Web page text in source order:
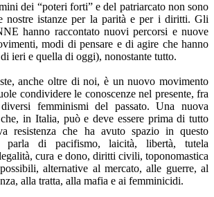
dei “poteri forti” e del patriarcato non sono
nostre istanze per la parità e per i diritti. Gli
hanno raccontato nuovi percorsi e nuove
modi di pensare e di agire che hanno
ieri e quella di oggi), nonostante tutto.
anche oltre di noi, è un nuovo movimento
condividere le conoscenze nel presente, fra
femminismi del passato. Una nuova
che, in Italia, può e deve essere prima di tutto
resistenza che ha avuto spazio in questo
di pacifismo, laicità, libertà, tutela
cura e dono, diritti civili, toponomastica
alternative al mercato, alle guerre, al
alla tratta, alla mafia e ai femminicidi.